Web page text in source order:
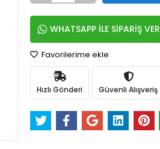
WHATSAPP İLE SİPARİŞ VER
Favorilerime ekle
Hızlı Gönderi Güvenli Alışveriş